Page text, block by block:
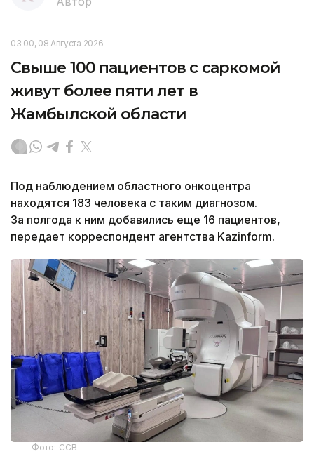
03:00, 08 Августа 2026
Свыше 100 пациентов с саркомой
живут более пяти лет в
Жамбылской области
Под наблюдением областного онкоцентра
находятся 183 человека с таким диагнозом.
За полгода к ним добавились еще 16 пациентов,
передает корреспондент агентства Kazinform.
Фото: ССВ